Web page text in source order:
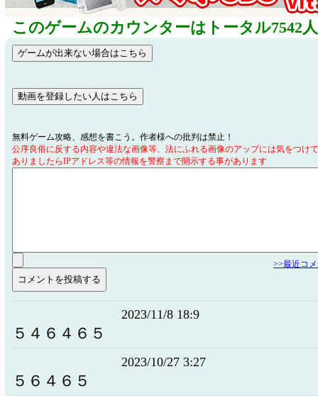
このゲームのカウンターはトータル7542
無料ゲーム攻略、感想を書こう。作者様への批判は禁止！
公序良俗に反する内容や違法な画像等、法にふれる画像のアップには気をつけ
ありましたらIPアドレス等の情報を警察まで開示する事があります
>>最近コ
2023/11/8 18:9
５４６４６５
2023/10/27 3:27
５６４６５